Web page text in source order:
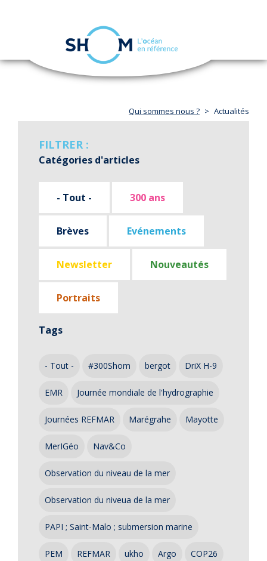
Aller
navigation
Qui sommes nous ? Actualités
FILTRER :
Catégories d'articles
- Tout - 300 ans
Brèves Evénements
Newsletter Nouveautés
Portraits
Tags
- Tout - #300Shom bergot DriX H-9
EMR Journée mondiale de l'hydrographie
Journées REFMAR Marégrahe Mayotte
MerIGéo Nav&Co
Observation du niveau de la mer
Observation du niveua de la mer
PAPI ; Saint-Malo ; submersion marine
PEM REFMAR ukho Argo COP26